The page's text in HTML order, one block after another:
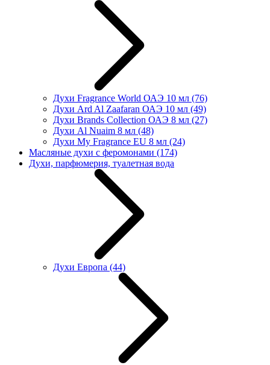
Духи Fragrance World ОАЭ 10 мл (76)
Духи Ard Al Zaafaran ОАЭ 10 мл (49)
Духи Brands Collection ОАЭ 8 мл (27)
Духи Al Nuaim 8 мл (48)
Духи My Fragrance EU 8 мл (24)
Масляные духи с феромонами (174)
Духи, парфюмерия, туалетная вода
Духи Европа (44)